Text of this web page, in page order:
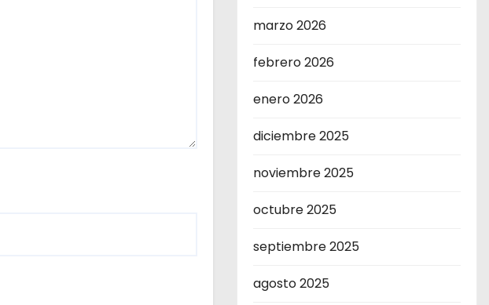
marzo 2026
febrero 2026
enero 2026
diciembre 2025
noviembre 2025
octubre 2025
septiembre 2025
agosto 2025